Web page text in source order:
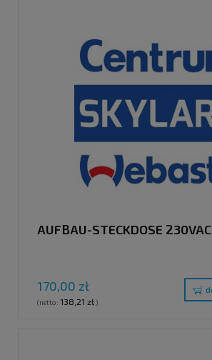
AUFBAU-STECKDOSE
170,00 zł
(netto: 138,21 zł)